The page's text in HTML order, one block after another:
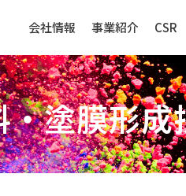
会社情報 事業紹介
産財（化成品・物資）
CSR
・塗膜形成